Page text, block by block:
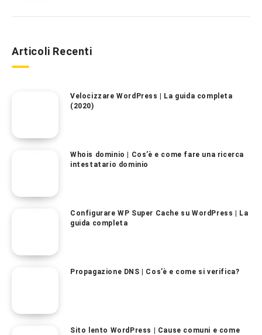
Articoli Recenti
Velocizzare WordPress | La guida completa
(2020)
Whois dominio | Cos’è e come fare una ricerca
intestatario dominio
Configurare WP Super Cache su WordPress | La
guida completa
Propagazione DNS | Cos’è e come si verifica?
Sito lento WordPress | Cause comuni e come